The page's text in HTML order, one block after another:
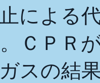
による
ＣＰＲ
スの結